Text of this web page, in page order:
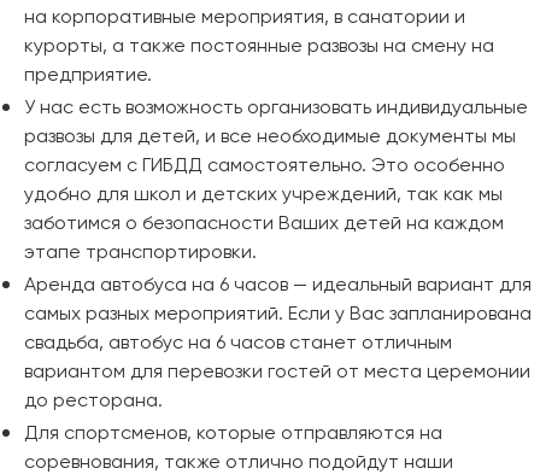
на корпоративные мероприятия, в санатории и
курорты, а также постоянные развозы на смену на
предприятие.
У нас есть возможность организовать индивидуальные
развозы для детей, и все необходимые документы мы
согласуем с ГИБДД самостоятельно. Это особенно
удобно для школ и детских учреждений, так как мы
заботимся о безопасности Ваших детей на каждом
этапе транспортировки.
Аренда автобуса на 6 часов — идеальный вариант для
самых разных мероприятий. Если у Вас запланирована
свадьба, автобус на 6 часов станет отличным
вариантом для перевозки гостей от места церемонии
до ресторана.
Для спортсменов, которые отправляются на
соревнования, также отлично подойдут наши